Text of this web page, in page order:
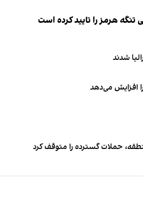
هرمز را تایید کرده است
افزایش می‌دهد
حملات گسترده را متوقف کرد